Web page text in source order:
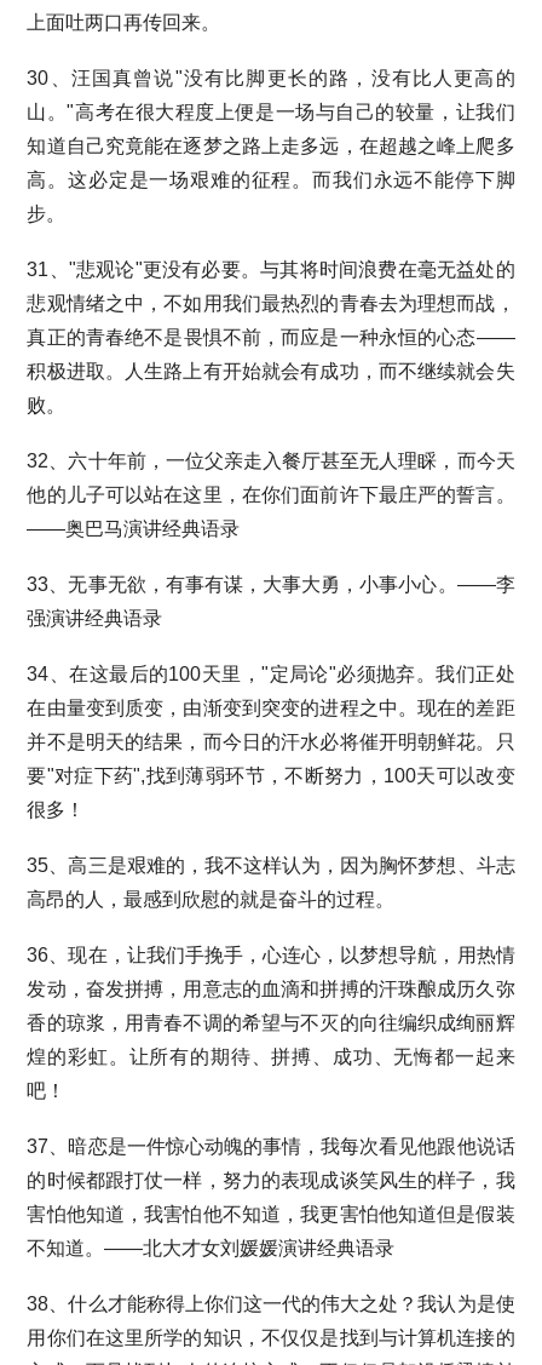
上面吐两口再传回来。
30、汪国真曾说"没有比脚更长的路，没有比人更高的
山。"高考在很大程度上便是一场与自己的较量，让我们
知道自己究竟能在逐梦之路上走多远，在超越之峰上爬多
高。这必定是一场艰难的征程。而我们永远不能停下脚
步。
31、"悲观论"更没有必要。与其将时间浪费在毫无益处的
悲观情绪之中，不如用我们最热烈的青春去为理想而战，
真正的青春绝不是畏惧不前，而应是一种永恒的心态——
积极进取。人生路上有开始就会有成功，而不继续就会失
败。
32、六十年前，一位父亲走入餐厅甚至无人理睬，而今天
他的儿子可以站在这里，在你们面前许下最庄严的誓言。
——奥巴马演讲经典语录
33、无事无欲，有事有谋，大事大勇，小事小心。——李
强演讲经典语录
34、在这最后的100天里，"定局论"必须抛弃。我们正处
在由量变到质变，由渐变到突变的进程之中。现在的差距
并不是明天的结果，而今日的汗水必将催开明朝鲜花。只
要"对症下药",找到薄弱环节，不断努力，100天可以改变
很多！
35、高三是艰难的，我不这样认为，因为胸怀梦想、斗志
高昂的人，最感到欣慰的就是奋斗的过程。
36、现在，让我们手挽手，心连心，以梦想导航，用热情
发动，奋发拼搏，用意志的血滴和拼搏的汗珠酿成历久弥
香的琼浆，用青春不调的希望与不灭的向往编织成绚丽辉
煌的彩虹。让所有的期待、拼搏、成功、无悔都一起来
吧！
37、暗恋是一件惊心动魄的事情，我每次看见他跟他说话
的时候都跟打仗一样，努力的表现成谈笑风生的样子，我
害怕他知道，我害怕他不知道，我更害怕他知道但是假装
不知道。——北大才女刘媛媛演讲经典语录
38、什么才能称得上你们这一代的伟大之处？我认为是使
用你们在这里所学的知识，不仅仅是找到与计算机连接的